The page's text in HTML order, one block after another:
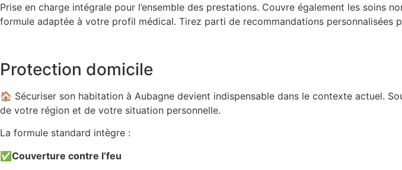
Prise en charge intégrale pour l’ensemble des prestations. Couvre également les
formule adaptée à votre profil médical. Tirez parti de recommandations
Protection domicile
🏠 Sécuriser son habitation à Aubagne devient indispensable dans le contexte actuel.
de votre région et de votre situation personnelle.
La formule standard intègre :
✅Couverture contre l’feu